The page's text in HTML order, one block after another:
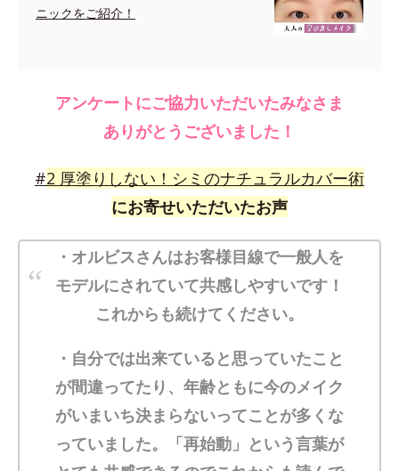
ニックをご紹介！
アンケートにご協力いただいたみなさま
ありがとうございました！
#2 厚塗りしない！シミのナチュラルカバー術
にお寄せいただいたお声
・オルビスさんはお客様目線で一般人を
モデルにされていて共感しやすいです！
これからも続けてください。
・自分では出来ていると思っていたこと
が間違ってたり、年齢ともに今のメイク
がいまいち決まらないってことが多くな
っていました。「再始動」という言葉が